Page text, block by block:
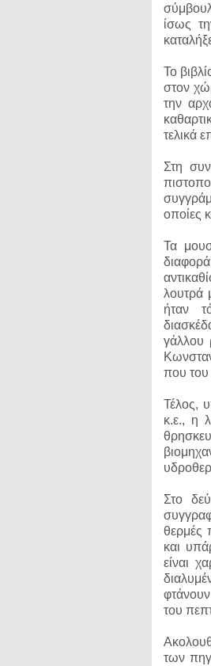
ίσως
Το
στον
την
τελικά
Στη
οποίες
Τα
λουτρά
ήταν
γάλλου
που του
Τέλος,
κ.ε., η
Στο
θερμές
και
είναι
του
των